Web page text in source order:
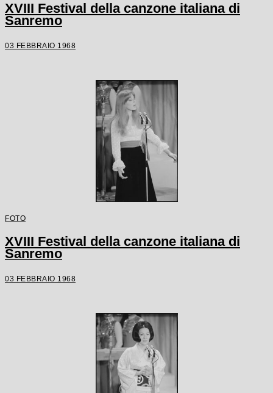
XVIII Festival della canzone italiana di
Sanremo
03 FEBBRAIO 1968
FOTO
XVIII Festival della canzone italiana di
Sanremo
03 FEBBRAIO 1968